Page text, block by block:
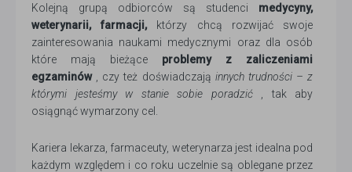
Kolejną grupą odbiorców są studenci medycyny,
weterynarii, farmacji,którzy chcą rozwijać swoje
zainteresowania naukami medycznymi oraz dla osób
które mają bieżące problemy z zaliczeniami
egzaminów, czy też doświadczają innych trudności – z
którymi jesteśmy w stanie sobie poradzić, tak aby
osiągnąć wymarzony cel.
Kariera lekarza, farmaceuty, weterynarza jest idealna pod
każdym względem i co roku uczelnie są oblegane przez